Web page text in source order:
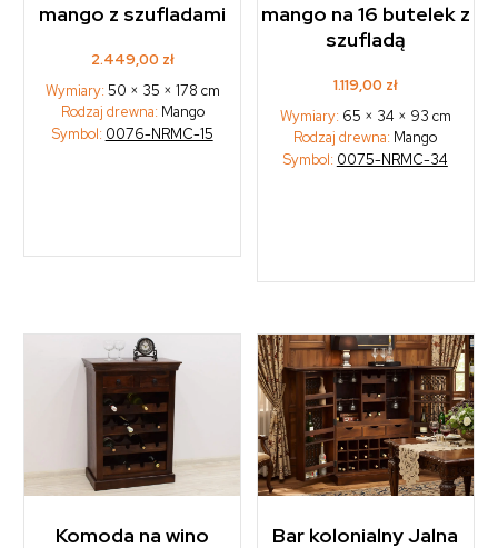
mango z szufladami
2.449,00 zł
Wymiary: 50 × 35 × 178 cm
Rodzaj drewna: Mango
Symbol: 0076-NRMC-15
mango na 16 butelek z
szufladą
1.119,00 zł
Wymiary: 65 × 34 × 93 cm
Rodzaj drewna: Mango
Symbol: 0075-NRMC-34
Komoda na wino
Bar kolonialny Jalna